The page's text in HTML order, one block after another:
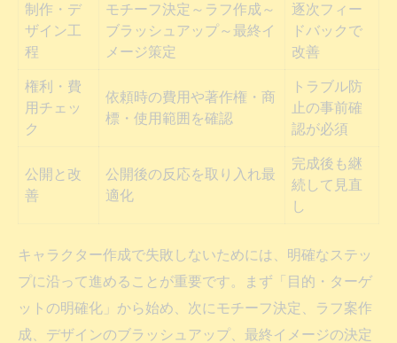
制作・デ
ザイン工
程
モチーフ決定～ラフ作成～
ブラッシュアップ～最終イ
メージ策定
逐次フィー
ドバックで
改善
権利・費
用チェッ
ク
依頼時の費用や著作権・商
標・使用範囲を確認
トラブル防
止の事前確
認が必須
公開と改
善
公開後の反応を取り入れ最
適化
完成後も継
続して見直
し
キャラクター作成で失敗しないためには、明確なステッ
プに沿って進めることが重要です。まず「目的・ターゲ
ットの明確化」から始め、次にモチーフ決定、ラフ案作
成、デザインのブラッシュアップ、最終イメージの決定